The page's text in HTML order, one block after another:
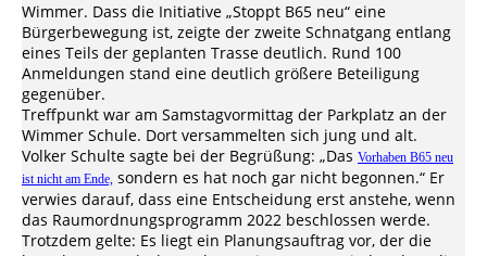
Wimmer. Dass die Initiative „Stoppt B65 neu“ eine
Bürgerbewegung ist, zeigte der zweite Schnatgang entlang
eines Teils der geplanten Trasse deutlich. Rund 100
Anmeldungen stand eine deutlich größere Beteiligung
gegenüber.
Treffpunkt war am Samstagvormittag der Parkplatz an der
Wimmer Schule. Dort versammelten sich jung und alt.
Volker Schulte sagte bei der Begrüßung: „Das Vorhaben B65 neu
ist nicht am Ende, sondern es hat noch gar nicht begonnen.“ Er
verwies darauf, dass eine Entscheidung erst anstehe, wenn
das Raumordnungsprogramm 2022 beschlossen werde.
Trotzdem gelte: Es liegt ein Planungsauftrag vor, der die